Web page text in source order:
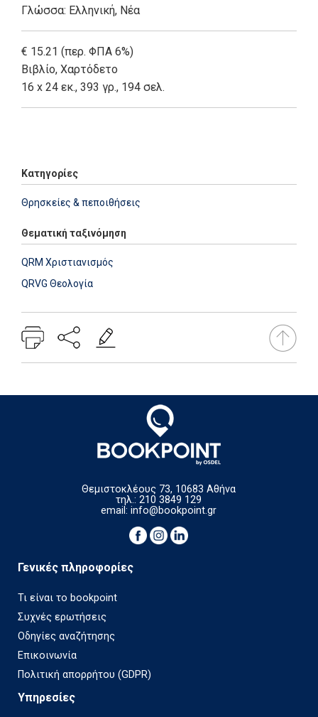
Γλώσσα: Ελληνική, Νέα
€ 15.21 (περ. ΦΠΑ 6%)
Βιβλίο, Χαρτόδετο
16 x 24 εκ., 393 γρ., 194 σελ.
Κατηγορίες
Θρησκείες & πεποιθήσεις
Θεματική ταξινόμηση
QRM Χριστιανισμός
QRVG Θεολογία
Θεμιστοκλέους 73, 10683 Αθήνα
τηλ.: 210 3849 129
email:info@bookpoint.gr
Γενικές πληροφορίες
Τι είναι το bookpoint
Συχνές ερωτήσεις
Οδηγίες αναζήτησης
Επικοινωνία
Πολιτική απορρήτου (GDPR)
Υπηρεσίες